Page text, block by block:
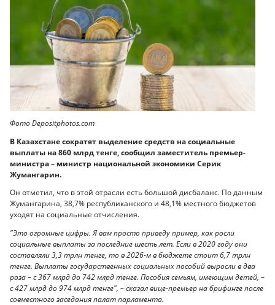
Фото Depositphotos.сom
В Казахстане сократят выделение средств на социальные
выплаты на 860 млрд тенге, сообщил заместитель премьер-
министра – министр национальной экономики Серик
Жумангарин.
Он отметил, что в этой отрасли есть большой дисбаланс. По данным
Жумангарина, 38,7% республиканского и 48,1% местного бюджетов
уходят на социальные отчисления.
"Это огромные цифры. Я вам просто приведу пример, как росли
социальные выплаты за последние шесть лет. Если в 2020 году они
составляли 3,3 трлн тенге, то в 2026-м в бюджете стоит 6,7 трлн
тенге. Выплаты государственных социальных пособий выросли в два
раза – с 367 млрд до 742 млрд тенге. Пособия семьям, имеющим детей, –
с 427 млрд до 974 млрд тенге", – сказал вице-премьер на брифинге после
совместного заседания палат парламента.